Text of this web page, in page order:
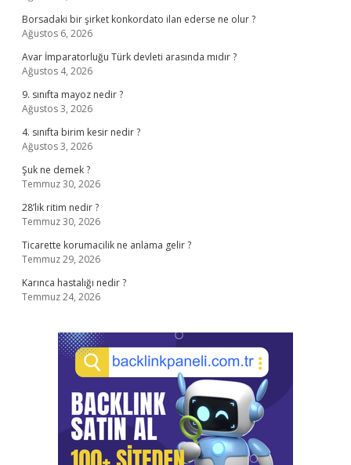
Borsadaki bir şirket konkordato ilan ederse ne olur ?
Ağustos 6, 2026
Avar İmparatorluğu Türk devleti arasında mıdır ?
Ağustos 4, 2026
9. sınıfta mayoz nedir ?
Ağustos 3, 2026
4. sınıfta birim kesir nedir ?
Ağustos 3, 2026
Şuk ne demek ?
Temmuz 30, 2026
28’lik ritim nedir ?
Temmuz 30, 2026
Ticarette korumacilik ne anlama gelir ?
Temmuz 29, 2026
Karınca hastalığı nedir ?
Temmuz 24, 2026